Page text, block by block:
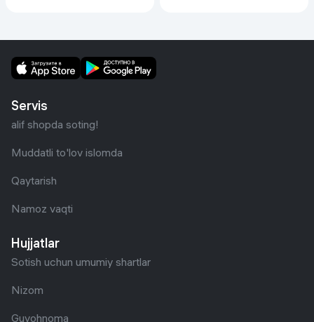
Servis
alif shopda soting!
Muddatli to'lov islomda
Qaytarish
Namoz vaqti
Hujjatlar
Sotish uchun umumiy shartlar
Nizom
Guvohnoma